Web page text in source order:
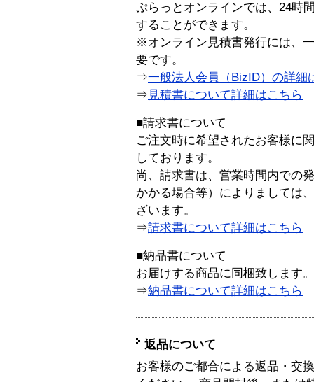
ぷらっとオンラインでは、24時
することができます。
※オンライン見積書発行には、
要です。
⇒一般法人会員（BizID）の詳細
⇒ 見積書について詳細はこちら
■請求書について
ご注文時に希望されたお客様に
しております。
尚、請求書は、営業時間内での
かかる場合等）によりましては
ざいます。
⇒請求書について詳細はこちら
■納品書について
お届けする商品に同梱致します。
⇒納品書について詳細はこちら
返品について
お客様のご都合による返品・交